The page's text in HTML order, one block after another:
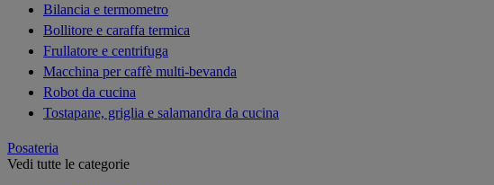
Bilancia e termometro
Bollitore e caraffa termica
Frullatore e centrifuga
Macchina per caffè multi-bevanda
Robot da cucina
Tostapane, griglia e salamandra da cucina
Posateria
Vedi tutte le categorie